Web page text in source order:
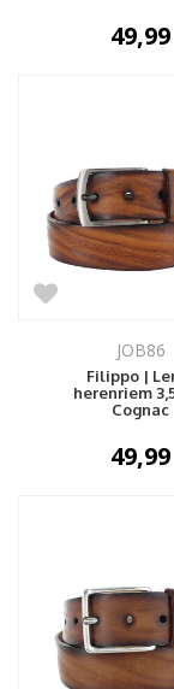
49,99
JOB86
Filippo |
herenriem
Cognac
49,99